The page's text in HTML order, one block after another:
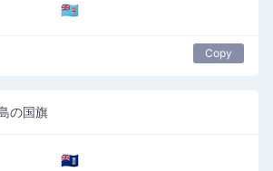
🇫🇯
Copy
の国旗
🇫🇰